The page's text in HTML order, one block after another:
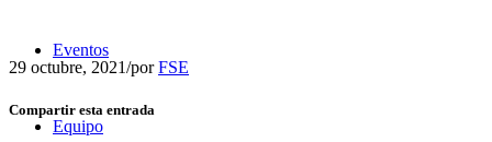
Eventos
Equipo
29 octubre, 2021/porFSE
Compartir esta entrada